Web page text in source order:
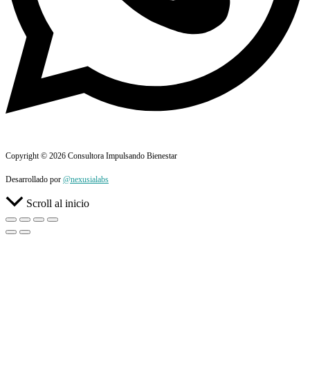
Copyright © 2026 Consultora Impulsando Bienestar
Desarrollado por @nexusialabs
Scroll al inicio